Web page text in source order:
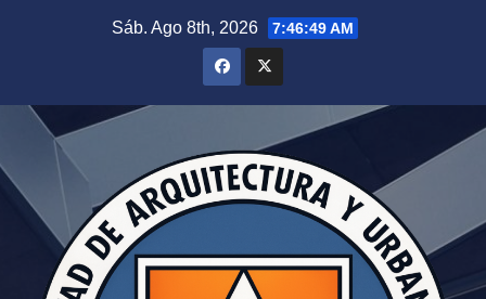
Sáb. Ago 8th, 2026 7:46:49 AM